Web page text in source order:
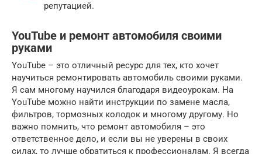
репутацией.
YouTube и ремонт автомобиля своими
руками
YouTube – это отличный ресурс для тех, кто хочет
научиться ремонтировать автомобиль своими руками.
Я сам многому научился благодаря видеоурокам. На
YouTube можно найти инструкции по замене масла,
фильтров, тормозных колодок и многому другому. Но
важно помнить, что ремонт автомобиля – это
ответственное дело, и если вы не уверены в своих
силах, то лучше обратиться к профессионалам. Я всегда